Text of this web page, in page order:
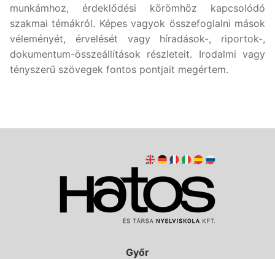
munkámhoz, érdeklődési körömhöz kapcsolódó
szakmai témákról. Képes vagyok összefoglalni mások
véleményét, érvelését vagy híradások-, riportok-,
dokumentum-összeállítások részleteit. Irodalmi vagy
tényszerű szövegek fontos pontjait megértem.
Győr